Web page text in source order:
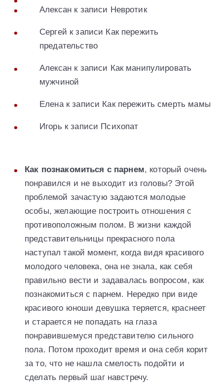
Алексан к записи Невротик
Сергей к записи Как пережить
предательство
Алексан к записи Как манипулировать
мужчиной
Елена к записи Как пережить смерть мамы
Игорь к записи Психопат
Как познакомиться с парнем, который очень
понравился и не выходит из головы? Этой
проблемой зачастую задаются молодые
особы, желающие построить отношения с
противоположным полом. В жизни каждой
представительницы прекрасного пола
наступал такой момент, когда видя красивого
молодого человека, она не знала, как себя
правильно вести и задавалась вопросом, как
познакомиться с парнем. Нередко при виде
красивого юноши девушка теряется, краснеет
и старается не попадать на глаза
понравившемуся представителю сильного
пола. Потом проходит время и она себя корит
за то, что не нашла смелость подойти и
сделать первый шаг навстречу.